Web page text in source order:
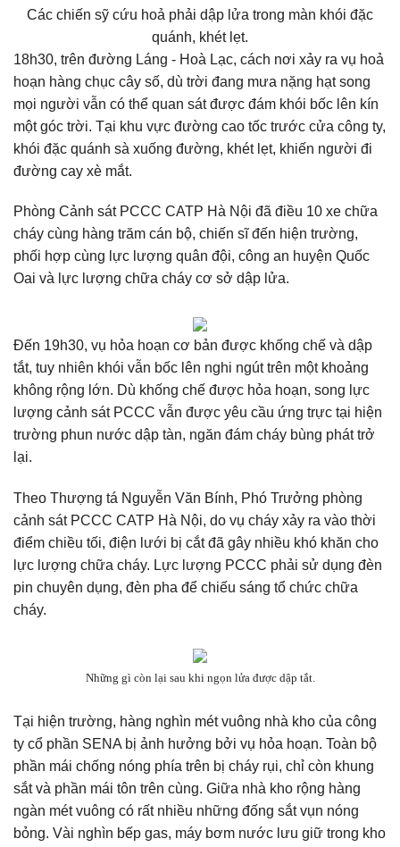
Các chiến sỹ cứu hoả phải dập lửa trong màn khói đặc
quánh, khét lẹt.
18h30, trên đường Láng - Hoà Lạc, cách nơi xảy ra vụ hoả
hoạn hàng chục cây số, dù trời đang mưa nặng hạt song
mọi người vẫn có thể quan sát được đám khói bốc lên kín
một góc trời. Tại khu vực đường cao tốc trước cửa công ty,
khói đặc quánh sà xuống đường, khét lẹt, khiến người đi
đường cay xè mắt.
Phòng Cảnh sát PCCC CATP Hà Nội đã điều 10 xe chữa
cháy cùng hàng trăm cán bộ, chiến sĩ đến hiện trường,
phối hợp cùng lực lượng quân đội, công an huyện Quốc
Oai và lực lượng chữa cháy cơ sở dập lửa.
Đến 19h30, vụ hỏa hoạn cơ bản được khống chế và dập
tắt, tuy nhiên khói vẫn bốc lên nghi ngút trên một khoảng
không rộng lớn. Dù khống chế được hỏa hoạn, song lực
lượng cảnh sát PCCC vẫn được yêu cầu ứng trực tại hiện
trường phun nước dập tàn, ngăn đám cháy bùng phát trở
lại.
Theo Thượng tá Nguyễn Văn Bính, Phó Trưởng phòng
cảnh sát PCCC CATP Hà Nội, do vụ cháy xảy ra vào thời
điểm chiều tối, điện lưới bị cắt đã gây nhiều khó khăn cho
lực lượng chữa cháy. Lực lượng PCCC phải sử dụng đèn
pin chuyên dụng, đèn pha để chiếu sáng tổ chức chữa
cháy.
Những gì còn lại sau khi ngọn lửa được dập tắt.
Tại hiện trường, hàng nghìn mét vuông nhà kho của công
ty cổ phần SENA bị ảnh hưởng bởi vụ hỏa hoạn. Toàn bộ
phần mái chống nóng phía trên bị cháy rụi, chỉ còn khung
sắt và phần mái tôn trên cùng. Giữa nhà kho rộng hàng
ngàn mét vuông có rất nhiều những đống sắt vụn nóng
bỏng. Vài nghìn bếp gas, máy bơm nước lưu giữ trong kho